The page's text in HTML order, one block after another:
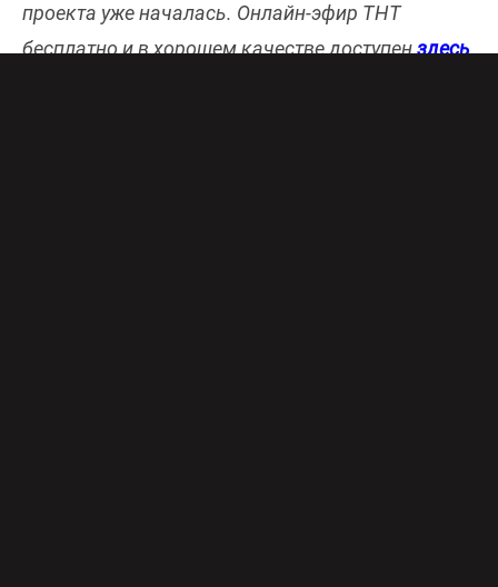
проекта уже началась. Онлайн-эфир ТНТ
бесплатно и в хорошем качестве доступенздесь.